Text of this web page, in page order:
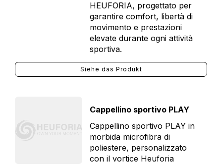
HEUFORIA, progettato per
garantire comfort, libertà di
movimento e prestazioni
elevate durante ogni attività
sportiva.
Siehe das Produkt
Cappellino sportivo PLAY
Cappellino sportivo PLAY in
morbida microfibra di
poliestere, personalizzato
con il vortice Heuforia